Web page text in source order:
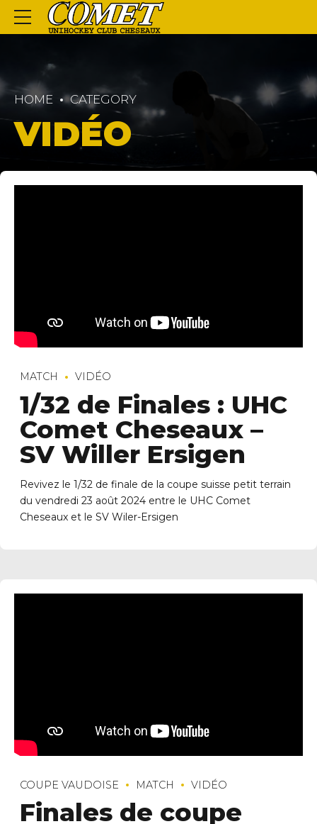
HOME CATEGORY
VIDÉO
MATCH VIDÉO
1/32 de Finales : UHC
Comet Cheseaux –
SV Willer Ersigen
Revivez le 1/32 de finale de la coupe suisse petit terrain
du vendredi 23 août 2024 entre le UHC Comet
Cheseaux et le SV Wiler-Ersigen
COUPE VAUDOISE MATCH VIDÉO
Finales de coupe